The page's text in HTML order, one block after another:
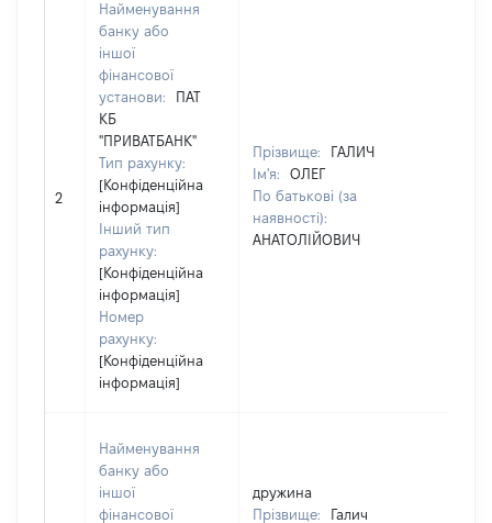
2
Найменування
банку або
іншої
фінансової
установи:
ПАТ
КБ
"ПРИВАТБАНК"
Тип рахунку:
[Конфіденційна
інформація]
Інший тип
рахунку:
[Конфіденційна
інформація]
Номер
рахунку:
[Конфіденційна
інформація]
Прізвище:
ГАЛИЧ
Ім'я:
ОЛЕГ
По батькові (за
наявності):
АНАТОЛІЙОВИЧ
Найменування
банку або
іншої
фінансової
дружина
Прізвище:
Галич